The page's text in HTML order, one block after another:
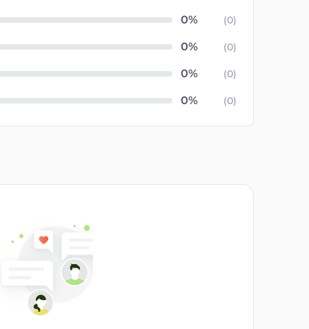
(0)
(0)
(0)
(0)